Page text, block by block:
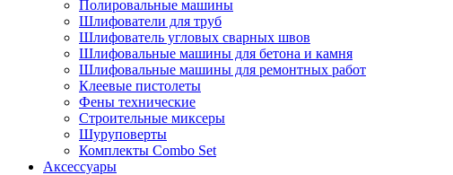
Полировальные машины
Шлифователи для труб
Шлифователь угловых сварных швов
Шлифовальные машины для бетона и камня
Шлифовальные машины для ремонтных работ
Клеевые пистолеты
Фены технические
Строительные миксеры
Шуруповерты
Комплекты Combo Set
Аксессуары